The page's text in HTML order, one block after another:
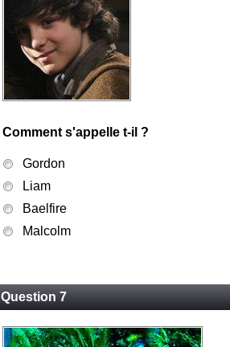
Comment s'appelle t-il ?
Gordon
Liam
Baelfire
Malcolm
Question 7